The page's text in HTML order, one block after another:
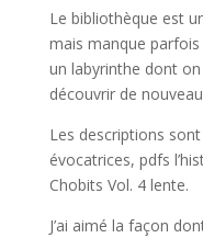
Le bibliothèque est
mais manque
un labyrinthe dont
découvrir de
Les descriptions
évocatrices, pdfs
Chobits Vol. 4 lente.
J’ai aimé la façon